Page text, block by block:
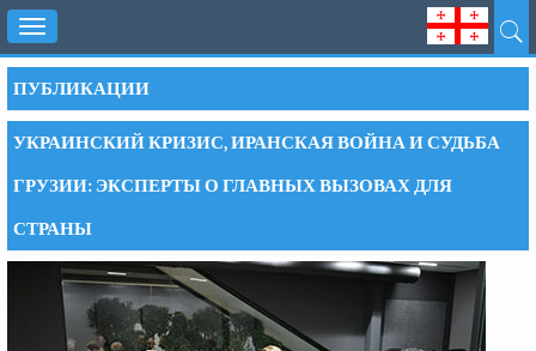
Toggle
navigation
ПУБЛИКАЦИИ
УКРАИНСКИЙ КРИЗИС, ИРАНСКАЯ ВОЙНА И СУДЬБА
ГРУЗИИ: ЭКСПЕРТЫ О ГЛАВНЫХ ВЫЗОВАХ ДЛЯ
СТРАНЫ